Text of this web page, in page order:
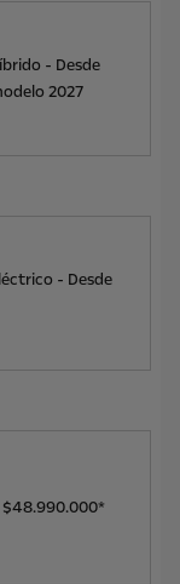
- Desde
2027
- Desde
$48.990.000*